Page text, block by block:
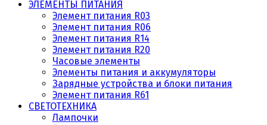
ЭЛЕМЕНТЫ ПИТАНИЯ
Элемент питания R03
Элемент питания R06
Элемент питания R14
Элемент питания R20
Часовые элементы
Элементы питания и аккумуляторы
Зарядные устройства и блоки питания
Элемент питания R61
СВЕТОТЕХНИКА
Лампочки